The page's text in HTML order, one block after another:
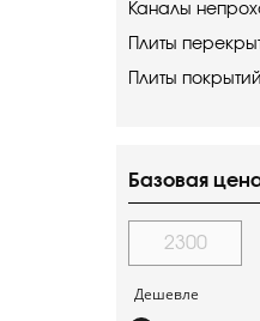
Каналы
Плиты
Плиты
Базовая
Дешевле